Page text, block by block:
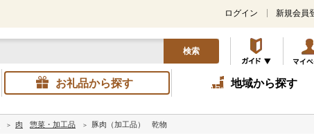
ログイン 新規会員
検索
お礼品から探す 地域から探す
肉 惣菜・加工品 豚肉（加工品） 乾物